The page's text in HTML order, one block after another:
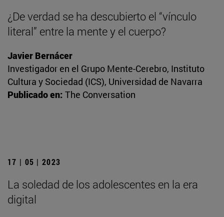
¿De verdad se ha descubierto el “vínculo
literal” entre la mente y el cuerpo?
Javier Bernácer
Investigador en el Grupo Mente-Cerebro, Instituto
Cultura y Sociedad (ICS), Universidad de Navarra
Publicado en: The Conversation
17 | 05 | 2023
La soledad de los adolescentes en la era
digital